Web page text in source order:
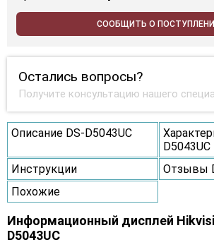
СООБЩИТЬ О
Остались вопросы?
Получите консультацию нашего
Описание DS-D5043UC
D5043UC
Инструкции
Отзывы
Похожие
Информационный дисплей
D5043UC